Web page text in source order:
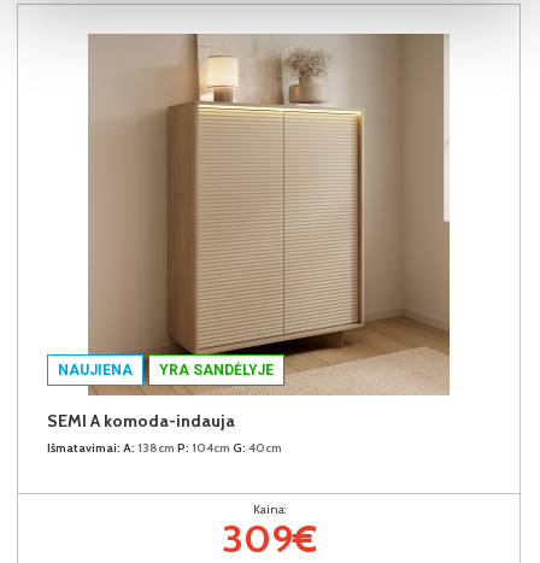
NAUJIENA YRA SANDĖLYJE
SEMI A komoda-indauja
Išmatavimai: A: 138cm P: 104cm G: 40cm
Kaina:
309€